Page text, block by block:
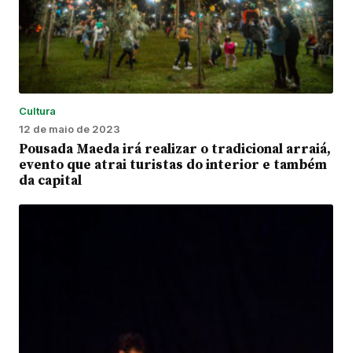
Cultura
12 de maio de 2023
Pousada Maeda irá realizar o tradicional arraiá,
evento que atrai turistas do interior e também
da capital